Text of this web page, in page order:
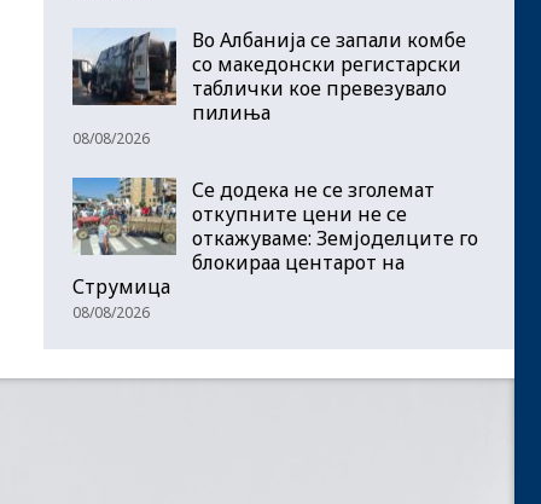
Во Албанија се запали комбе
со македонски регистарски
таблички кое превезувало
пилиња
08/08/2026
Се додека не се зголемат
откупните цени не се
откажуваме: Земјоделците го
блокираа центарот на
Струмица
08/08/2026